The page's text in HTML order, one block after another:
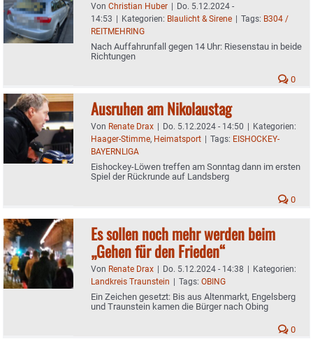
Von Christian Huber | Do. 5.12.2024 -
14:53 | Kategorien: Blaulicht & Sirene | Tags: B304 /
REITMEHRING
Nach Auffahrunfall gegen 14 Uhr: Riesenstau in beide
Richtungen
0
Ausruhen am Nikolaustag
Von Renate Drax | Do. 5.12.2024 - 14:50 | Kategorien:
Haager-Stimme, Heimatsport | Tags: EISHOCKEY-
BAYERNLIGA
Eishockey-Löwen treffen am Sonntag dann im ersten
Spiel der Rückrunde auf Landsberg
0
Es sollen noch mehr werden beim
„Gehen für den Frieden“
Von Renate Drax | Do. 5.12.2024 - 14:38 | Kategorien:
Landkreis Traunstein | Tags: OBING
Ein Zeichen gesetzt: Bis aus Altenmarkt, Engelsberg
und Traunstein kamen die Bürger nach Obing
0